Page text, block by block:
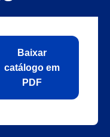
Baixar
catálogo em
PDF